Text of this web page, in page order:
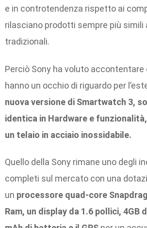
e in controtendenza rispetto ai
rilasciano prodotti sempre più simili
tradizionali.
Perciò Sony ha voluto accontentare
hanno un occhio di riguardo per
nuova versione di Smartwatch 3,
identica in Hardware e
un telaio in acciaio inossidabile.
Quello della Sony rimane uno degli
completi sul mercato con una
un processore quad-core
Ram, un display da 1.6 pollici, 4GB